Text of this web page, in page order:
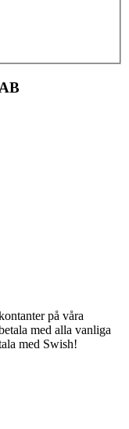
på våra
med alla vanliga
med Swish!